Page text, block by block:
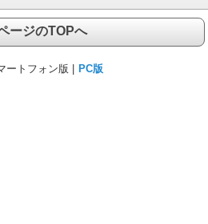
ージのTOPへ
ートフォン版 | PC版